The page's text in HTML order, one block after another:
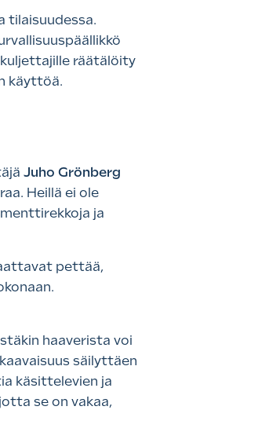
tilaisuudessa.
räätälöity
käyttöä.
Juho Grönberg
Heillä ei ole
ja
pettää,
haaverista voi
säilyttäen
käsittelevien ja
se on vakaa,